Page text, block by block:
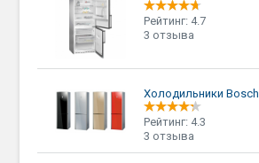
Рейтинг: 4.7
3 отзыва
Холодильники Bosch
Рейтинг: 4.3
3 отзыва